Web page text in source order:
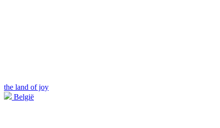
the land of joy
België